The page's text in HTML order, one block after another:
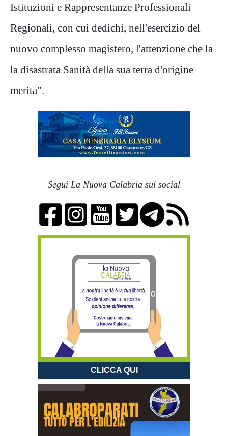
Istituzioni e Rappresentanze Professionali
Regionali, con cui dedichi, nell'esercizio del
nuovo complesso magistero, l'attenzione che la
la disastrata Sanità della sua terra d'origine
merita".
Segui La Nuova Calabria sui social
CLICCA QUI